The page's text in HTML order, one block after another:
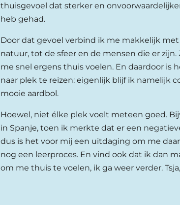
thuisgevoel dat sterker en
heb gehad.
Door dat gevoel verbind ik me makkelijk
natuur, tot de sfeer en de mensen die er
me snel ergens thuis voelen. En daardoor is
naar plek te reizen: eigenlijk blijf ik namelijk
mooie aardbol.
Hoewel, niet élke plek voelt meteen goed.
in Spanje, toen ik merkte dat er een
dus is het voor mij een uitdaging om me
nog een leerproces. En vind ook dat ik dan
om me thuis te voelen, ik ga weer verder.